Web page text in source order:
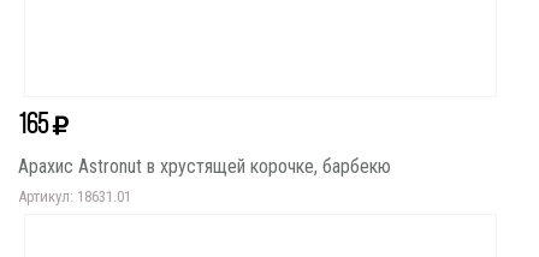
165
Арахис Astronut в хрустящей корочке, барбекю
Артикул: 18631.01